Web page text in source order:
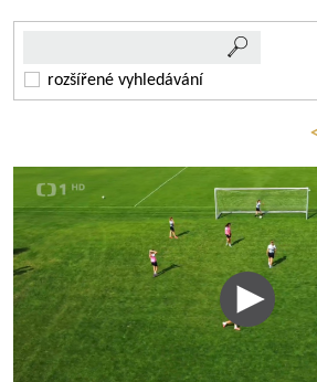
rozšířené vyhledávání